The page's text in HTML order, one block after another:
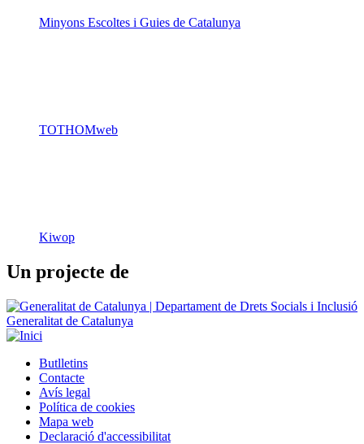
Minyons Escoltes i Guies de Catalunya
TOTHOMweb
Kiwop
Un projecte de
Generalitat de Catalunya
Peu
Butlletins
Contacte
Avís legal
Política de cookies
Mapa web
Declaració d'accessibilitat